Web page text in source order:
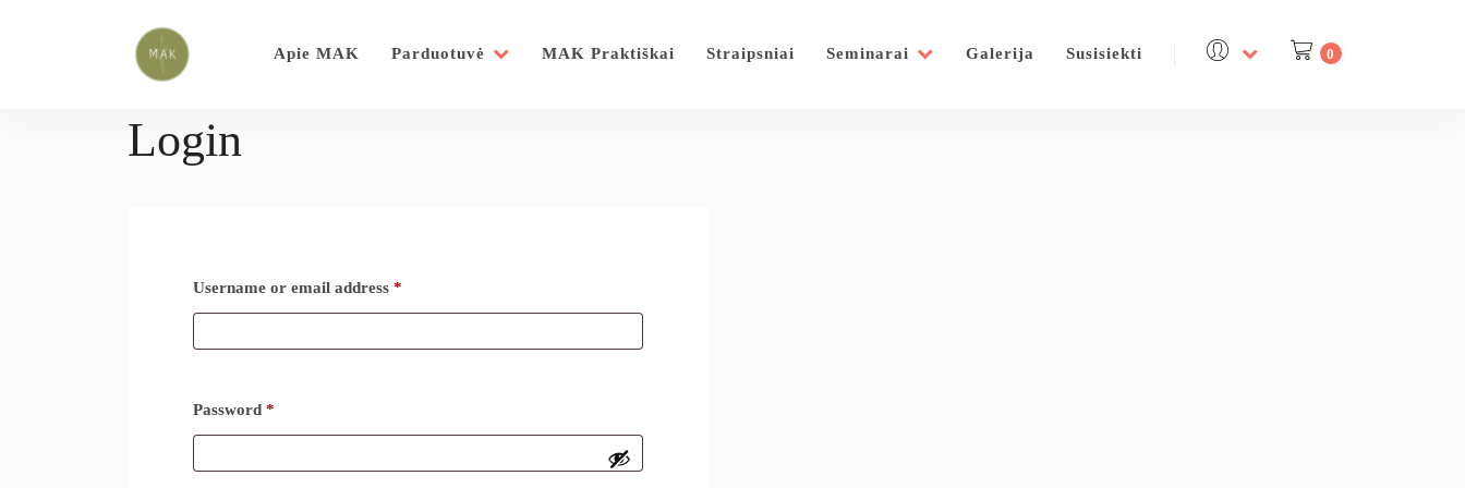
Apie MAK Parduotuvė MAK Praktiškai Straipsniai Seminarai Galerija Susisiekti 0
Login
Username or email address *
Password *